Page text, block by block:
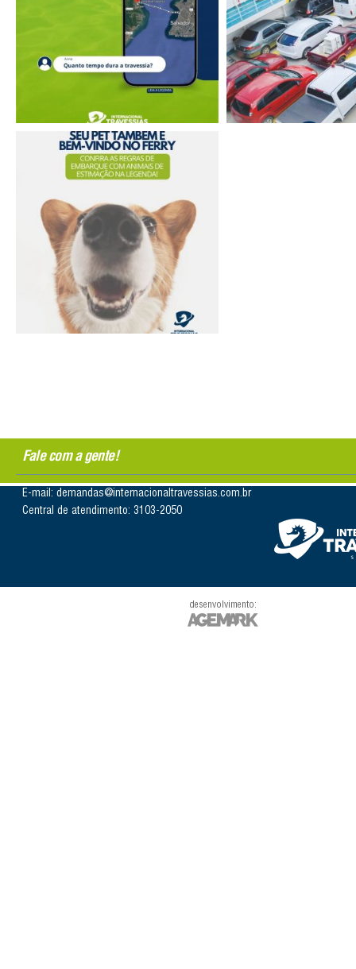
Fale com a gente!
E-mail: demandas@internacionaltravessias.com.br
Central de atendimento: 3103-2050
desenvolvimento: